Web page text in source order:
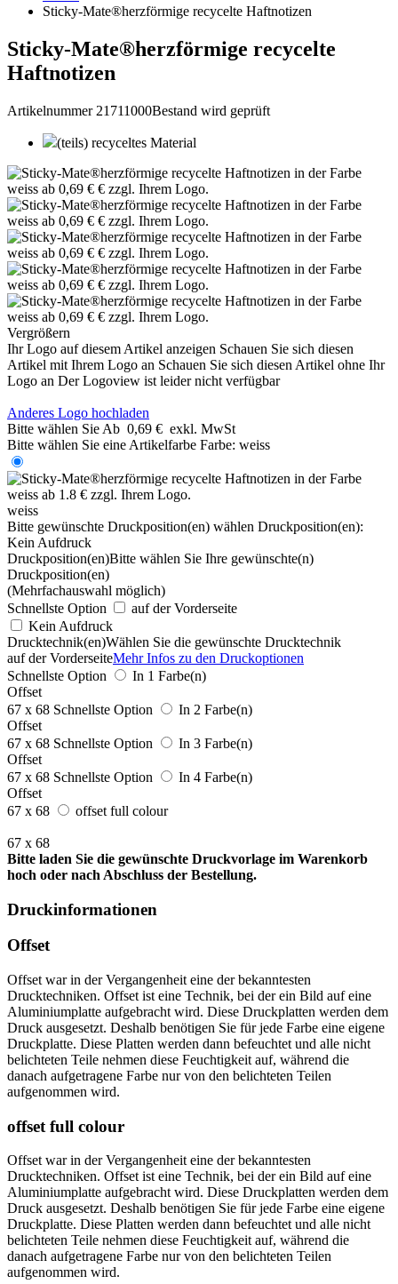
Sticky-Mate®herzförmige recycelte Haftnotizen
Sticky-Mate®herzförmige recycelte
Haftnotizen
Artikelnummer 21711000Bestand wird geprüft
(teils) recyceltes Material
Vergrößern
Ihr Logo auf diesem Artikel anzeigen Schauen Sie sich diesen
Artikel mit Ihrem Logo an Schauen Sie sich diesen Artikel ohne Ihr
Logo an Der Logoview ist leider nicht verfügbar
Anderes Logo hochladen
Bitte wählen Sie Ab 0,69 € exkl. MwSt
Bitte wählen Sie eine Artikelfarbe Farbe: weiss
weiss
Bitte gewünschte Druckposition(en) wählen Druckposition(en):
Kein Aufdruck
Druckposition(en)Bitte wählen Sie Ihre gewünschte(n)
Druckposition(en)
(Mehrfachauswahl möglich)
Schnellste Option
auf der Vorderseite
Kein Aufdruck
Drucktechnik(en)Wählen Sie die gewünschte Drucktechnik
auf der VorderseiteMehr Infos zu den Druckoptionen
Schnellste Option
In 1 Farbe(n)
Offset
67 x 68 Schnellste Option
In 2 Farbe(n)
Offset
67 x 68 Schnellste Option
In 3 Farbe(n)
Offset
67 x 68 Schnellste Option
In 4 Farbe(n)
Offset
67 x 68
offset full colour
67 x 68
Bitte laden Sie die gewünschte Druckvorlage im Warenkorb
hoch oder nach Abschluss der Bestellung.
Druckinformationen
Offset
Offset war in der Vergangenheit eine der bekanntesten
Drucktechniken. Offset ist eine Technik, bei der ein Bild auf eine
Aluminiumplatte aufgebracht wird. Diese Druckplatten werden dem
Druck ausgesetzt. Deshalb benötigen Sie für jede Farbe eine eigene
Druckplatte. Diese Platten werden dann befeuchtet und alle nicht
belichteten Teile nehmen diese Feuchtigkeit auf, während die
danach aufgetragene Farbe nur von den belichteten Teilen
aufgenommen wird.
offset full colour
Offset war in der Vergangenheit eine der bekanntesten
Drucktechniken. Offset ist eine Technik, bei der ein Bild auf eine
Aluminiumplatte aufgebracht wird. Diese Druckplatten werden dem
Druck ausgesetzt. Deshalb benötigen Sie für jede Farbe eine eigene
Druckplatte. Diese Platten werden dann befeuchtet und alle nicht
belichteten Teile nehmen diese Feuchtigkeit auf, während die
danach aufgetragene Farbe nur von den belichteten Teilen
aufgenommen wird.